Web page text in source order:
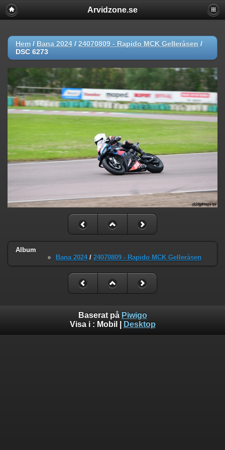
Arvidzone.se
Hem / Bana 2024 / 24070809 - Rapido MCK Gelleråsen /
DSC 6273
Album
Bana 2024/ 24070809 - Rapido MCK Gelleråsen
Baserat på Piwigo
Visa i : Mobil Desktop